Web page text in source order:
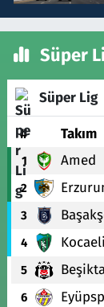
Süper
Süper Lig
# Takım
1 Amed
2
3
4
5
6